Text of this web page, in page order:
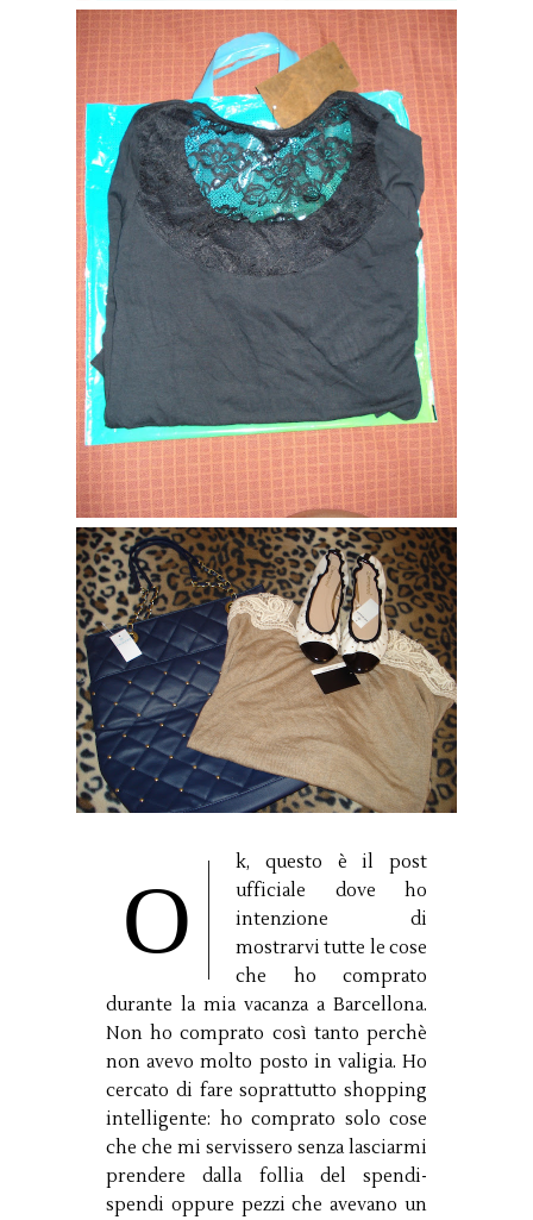
O
k, questo è il post
ufficiale dove ho
intenzione di
mostrarvi tutte le cose
che ho comprato
durante la mia vacanza a Barcellona.
Non ho comprato così tanto perchè
non avevo molto posto in valigia. Ho
cercato di fare soprattutto shopping
intelligente: ho comprato solo cose
che che mi servissero senza lasciarmi
prendere dalla follia del spendi-
spendi oppure pezzi che avevano un